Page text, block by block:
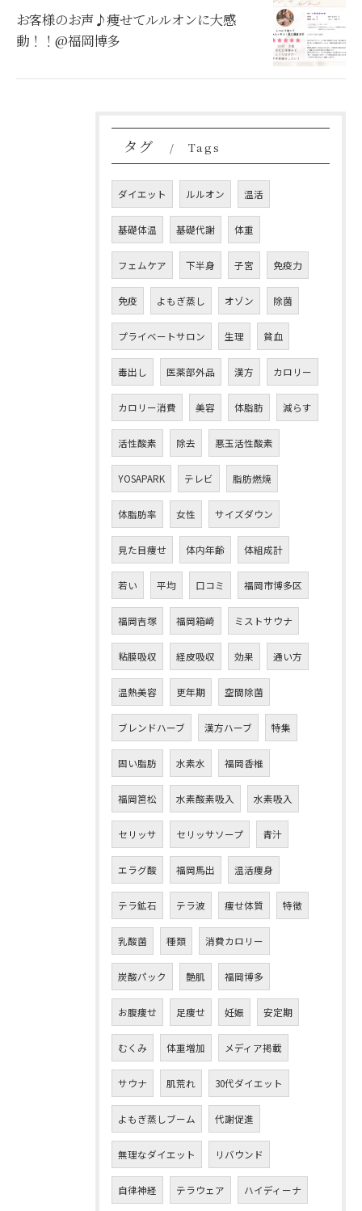
お客様のお声♪痩せてルルオンに大感
動！！@福岡博多
タグ Tags
ダイエット ルルオン 温活
基礎体温 基礎代謝 体重
フェムケア 下半身 子宮 免疫力
免疫 よもぎ蒸し オゾン 除菌
プライベートサロン 生理 貧血
毒出し 医薬部外品 漢方 カロリー
カロリー消費 美容 体脂肪 減らす
活性酸素 除去 悪玉活性酸素
YOSAPARK テレビ 脂肪燃焼
体脂肪率 女性 サイズダウン
見た目痩せ 体内年齢 体組成計
若い 平均 口コミ 福岡市博多区
福岡吉塚 福岡箱崎 ミストサウナ
粘膜吸収 経皮吸収 効果 通い方
温熱美容 更年期 空間除菌
ブレンドハーブ 漢方ハーブ 特集
固い脂肪 水素水 福岡香椎
福岡筥松 水素酸素吸入 水素吸入
セリッサ セリッサソープ 青汁
エラグ酸 福岡馬出 温活痩身
テラ鉱石 テラ波 痩せ体質 特徴
乳酸菌 種類 消費カロリー
炭酸パック 艶肌 福岡博多
お腹痩せ 足痩せ 妊娠 安定期
むくみ 体重増加 メディア掲載
サウナ 肌荒れ 30代ダイエット
よもぎ蒸しブーム 代謝促進
無理なダイエット リバウンド
自律神経 テラウェア ハイディーナ
ご予約はこちら